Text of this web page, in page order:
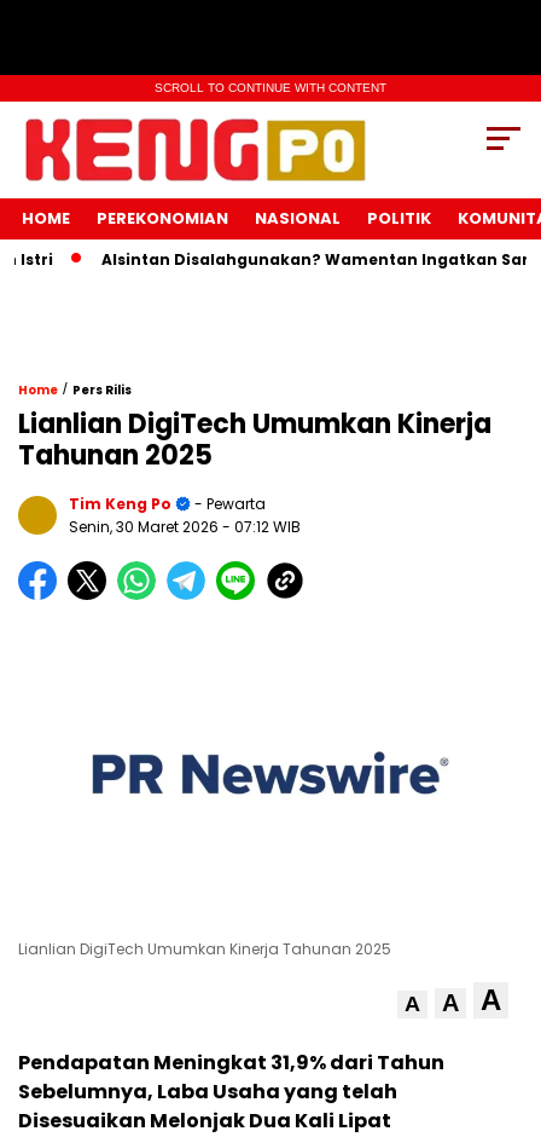
SCROLL TO CONTINUE WITH CONTENT
HOME PEREKONOMIAN NASIONAL POLITIK
Alsintan Disalahgunakan? Wamentan Ingatkan Sanksi
Home / Pers Rilis
Lianlian DigiTech Umumkan Kinerja
Tahunan 2025
Tim Keng Po
- Pewarta
Senin, 30 Maret 2026 - 07:12 WIB
Lianlian DigiTech Umumkan Kinerja Tahunan 2025
A A A
Pendapatan Meningkat 31,9% dari Tahun
Sebelumnya, Laba Usaha yang telah
Disesuaikan Melonjak Dua Kali Lipat